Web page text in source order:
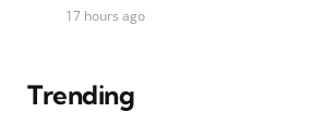
17 hours ago
Trending